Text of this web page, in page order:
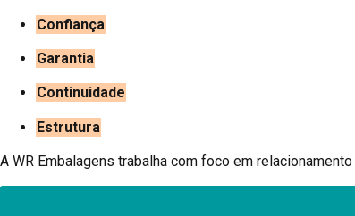
Confiança
Garantia
Continuidade
Estrutura
A WR Embalagens trabalha com foco em